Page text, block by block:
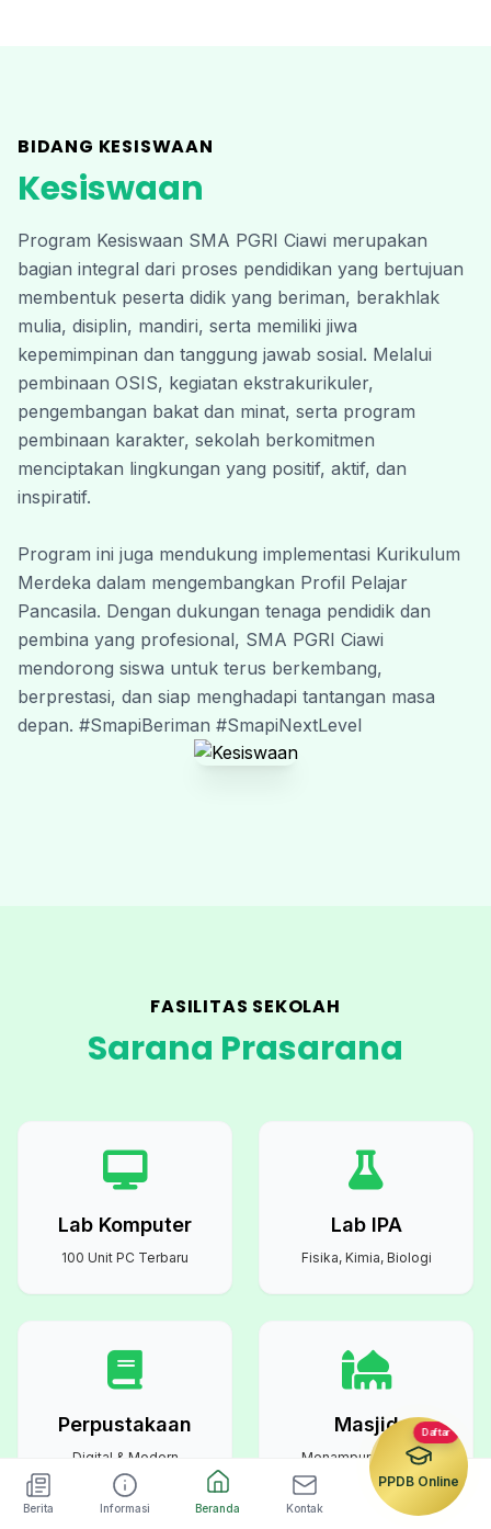
BIDANG KESISWAAN
Kesiswaan
Program Kesiswaan SMA PGRI Ciawi merupakan
bagian integral dari proses pendidikan yang bertujuan
membentuk peserta didik yang beriman, berakhlak
mulia, disiplin, mandiri, serta memiliki jiwa
kepemimpinan dan tanggung jawab sosial. Melalui
pembinaan OSIS, kegiatan ekstrakurikuler,
pengembangan bakat dan minat, serta program
pembinaan karakter, sekolah berkomitmen
menciptakan lingkungan yang positif, aktif, dan
inspiratif.
Program ini juga mendukung implementasi Kurikulum
Merdeka dalam mengembangkan Profil Pelajar
Pancasila. Dengan dukungan tenaga pendidik dan
pembina yang profesional, SMA PGRI Ciawi
mendorong siswa untuk terus berkembang,
berprestasi, dan siap menghadapi tantangan masa
depan. #SmapiBeriman #SmapiNextLevel
FASILITAS SEKOLAH
Sarana Prasarana
Lab Komputer
100 Unit PC Terbaru
Lab IPA
Fisika, Kimia, Biologi
Perpustakaan
Digital & Modern
Masjid
Menampung Semua
Warga Sekolah
Berita Informasi Beranda Kontak
Daftar
PPDB Online